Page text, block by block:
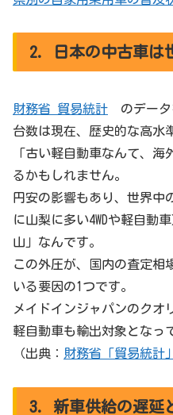
2. 日本の中古車は
財務省 貿易統計 のデータ
台数は現在、歴史的な高水
「古い軽自動車なんて、
るかもしれません。
円安の影響もあり、世界中
に山梨に多い4WDや軽自動
山」なんです。
この外圧が、国内の査定相
いる要因の1つです。
メイドインジャパンのクオ
軽自動車も輸出対象となっ
（出典： 財務省「貿易統計」
3. 新車供給の遅延